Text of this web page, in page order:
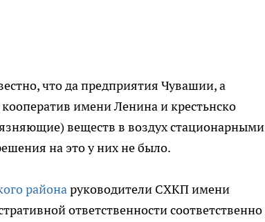
что да предприятия Чувашии, а
имени Ленина и крестьнско
веществ в воздух стационарными
на это у них не было.
районаруководители СХКП имени
ответственности соответственно